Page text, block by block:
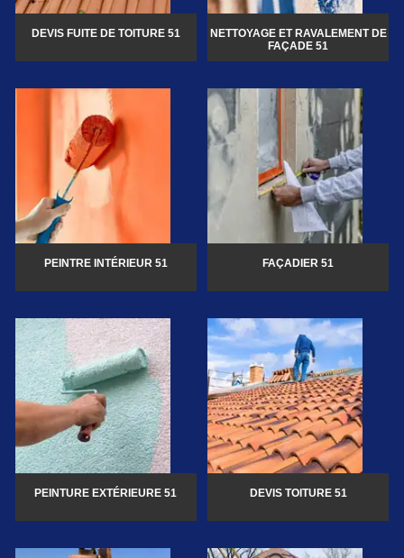
DEVIS FUITE DE TOITURE 51
NETTOYAGE ET RAVALEMENT DE
FAÇADE 51
PEINTRE INTÉRIEUR 51 FAÇADIER 51
PEINTURE EXTÉRIEURE 51 DEVIS TOITURE 51